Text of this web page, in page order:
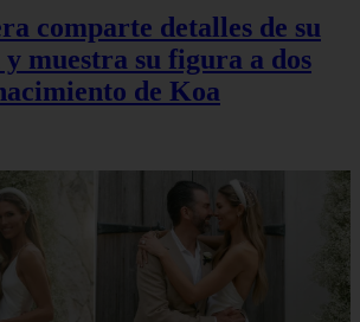
comparte detalles de su
y muestra su figura a dos
de Koa